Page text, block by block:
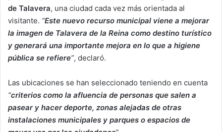
de Talavera, una ciudad cada vez más orientada al
visitante. “Este nuevo recurso municipal viene a mejorar
la imagen de Talavera de la Reina como destino turístico
y generará una importante mejora en lo que a higiene
pública se refiere”, declaró.
Las ubicaciones se han seleccionado teniendo en cuenta
“criterios como la afluencia de personas que salen a
pasear y hacer deporte, zonas alejadas de otras
instalaciones municipales y parques o espacios de